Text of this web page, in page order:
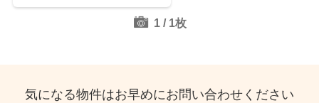
1/ 1枚
気になる物件はお早めにお問い合わせください